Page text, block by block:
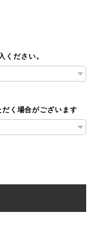
ださい。
く場合がございます